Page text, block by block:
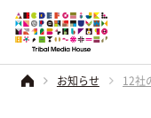
お知らせ